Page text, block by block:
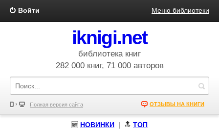
Войти Меню библиотеки
iknigi.net
библиотека книг
282 000 книг, 71 000 авторов
Полная версия сайта ОТЗЫВЫ НА КНИГИ
🆕 НОВИНКИ | 🔝 ТОП